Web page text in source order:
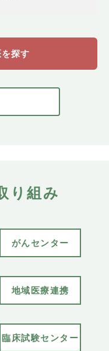
探す
り組み
がんセンター
地域医療連携
臨床試験センター